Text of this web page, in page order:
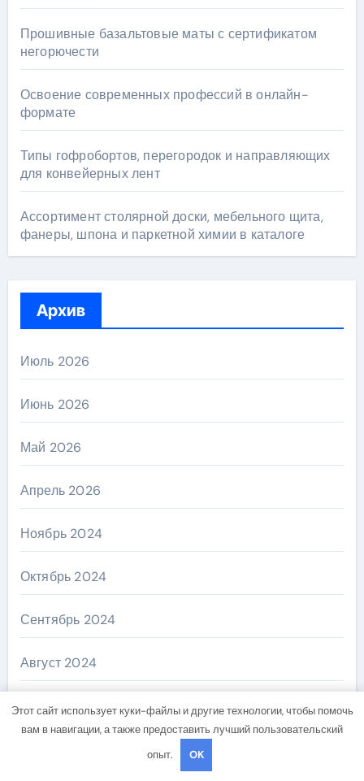
Прошивные базальтовые маты с сертификатом
негорючести
Освоение современных профессий в онлайн-
формате
Типы гофробортов, перегородок и направляющих
для конвейерных лент
Ассортимент столярной доски, мебельного щита,
фанеры, шпона и паркетной химии в каталоге
Архив
Июль 2026
Июнь 2026
Май 2026
Апрель 2026
Ноябрь 2024
Октябрь 2024
Сентябрь 2024
Август 2024
Июль 2024
Этот сайт использует куки-файлы и другие технологии, чтобы помочь
вам в навигации, а также предоставить лучший пользовательский
опыт.
OK